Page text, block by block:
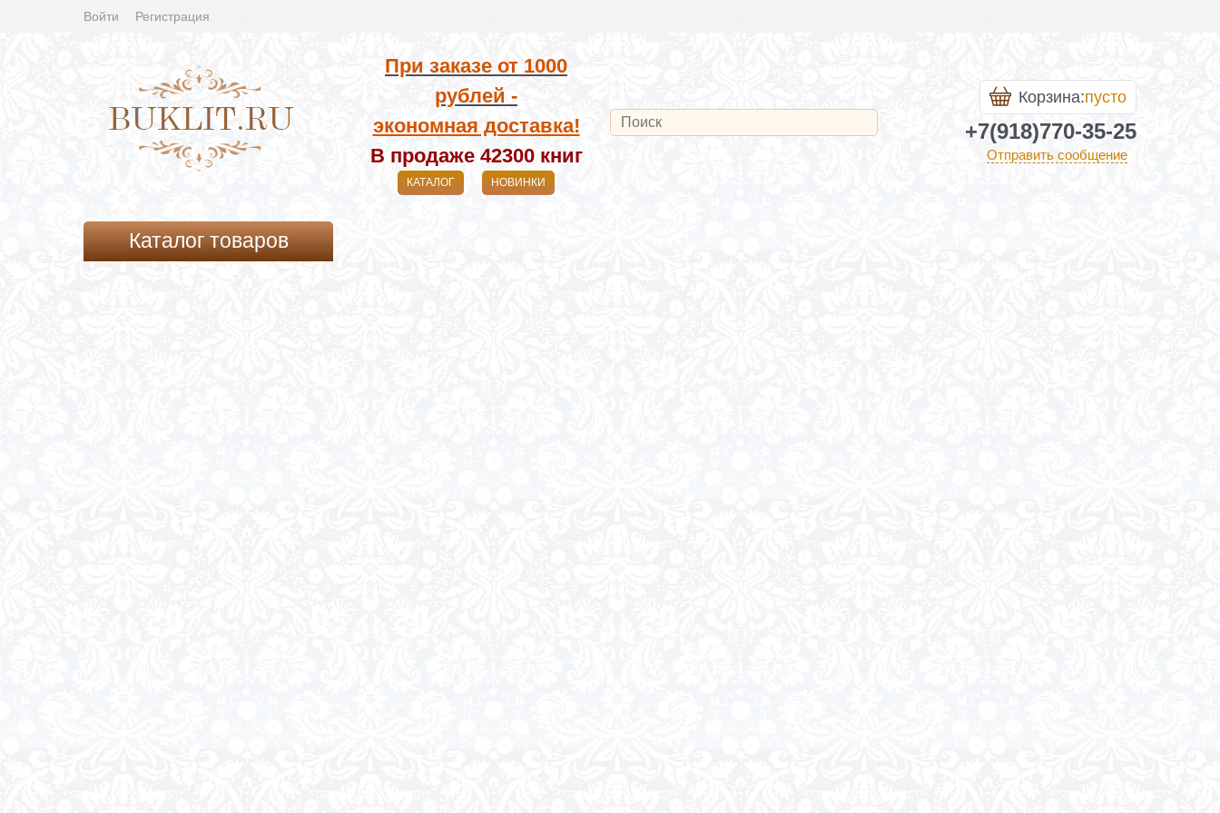
Войти Регистрация
При заказе от 1000
рублей -
экономная доставка!
В продаже 42300 книг
КАТАЛОГ НОВИНКИ
Корзина:пусто
+7(918)770-35-25
Отправить сообщение
Каталог товаров